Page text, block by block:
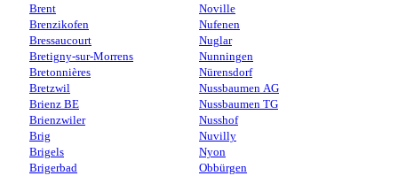
Brent
Brenzikofen
Bressaucourt
Bretigny-sur-Morrens
Bretonnières
Bretzwil
Brienz BE
Brienzwiler
Brig
Brigels
Brigerbad
Noville
Nufenen
Nuglar
Nunningen
Nürensdorf
Nussbaumen AG
Nussbaumen TG
Nusshof
Nuvilly
Nyon
Obbürgen